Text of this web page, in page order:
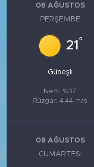
06 AĞUSTOS
PERŞEMBE
21 °
Güneşli
Nem: %37
Rüzgar: 4.44 m/s
08 AĞUSTOS
CUMARTESI